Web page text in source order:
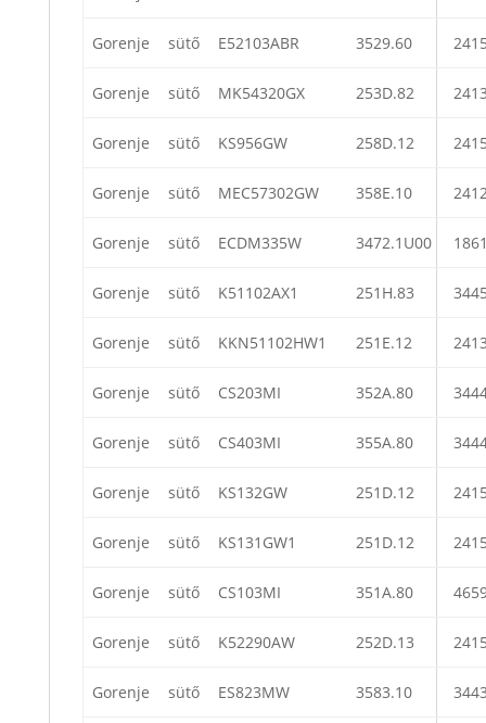
Gorenje sütő E52103ABR 3529.60
Gorenje sütő MK54320GX 253D.82
Gorenje sütő KS956GW 258D.12
Gorenje sütő MEC57302GW 358E.10
Gorenje sütő ECDM335W 3472.1U00
Gorenje sütő K51102AX1 251H.83
Gorenje sütő KKN51102HW1 251E.12
Gorenje sütő CS203MI 352A.80
Gorenje sütő CS403MI 355A.80
Gorenje sütő KS132GW 251D.12
Gorenje sütő KS131GW1 251D.12
Gorenje sütő CS103MI 351A.80
Gorenje sütő K52290AW 252D.13
Gorenje sütő ES823MW 3583.10